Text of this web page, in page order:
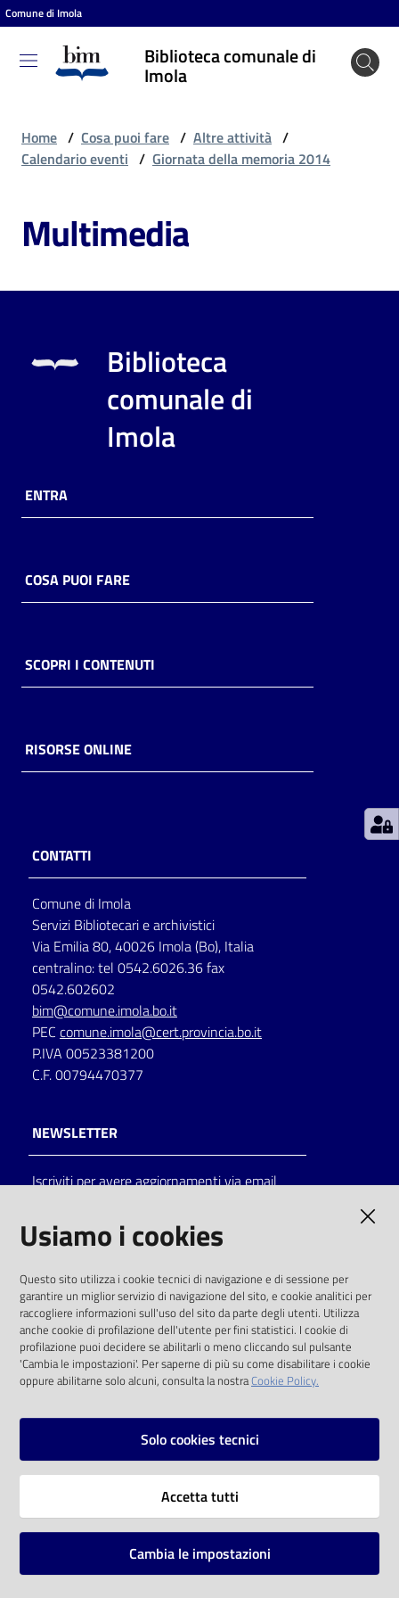
Vai al contenuto
Vai alla navigazione
Vai al footer
Comune di Imola
Biblioteca comunale di
Imola
Biblioteca
comunale
puoi
Risorse
online
Casa
Piani
storico
per
lettura
Seguici
su
Catalogo
on line
Eventi
Chiedi al
bibliotecario
Home / Cosa puoi fare / Altre attività /
Calendario eventi / Giornata della memoria 2014
Multimedia
Biblioteca
comunale di
Imola
ENTRA
COSA PUOI FARE
SCOPRI I CONTENUTI
RISORSE ONLINE
CONTATTI
Comune di Imola
Servizi Bibliotecari e archivistici
Via Emilia 80, 40026 Imola (Bo), Italia
centralino: tel 0542.6026.36 fax
0542.602602
bim@comune.imola.bo.it
PEC comune.imola@cert.provincia.bo.it
P.IVA 00523381200
C.F. 00794470377
NEWSLETTER
Iscriviti per avere aggiornamenti via email
solo alle condizioni previste dalla direttiva
comunitaria 2003/98/CE e dal d.lgs. 36/2006
SOCIAL
Instagram
Vai alla pagina
Mappa del sito
Usiamo i cookies
Questo sito utilizza i cookie tecnici di navigazione e di sessione per
garantire un miglior servizio di navigazione del sito, e cookie analitici per
raccogliere informazioni sull'uso del sito da parte degli utenti. Utilizza
anche cookie di profilazione dell'utente per fini statistici. I cookie di
profilazione puoi decidere se abilitarli o meno cliccando sul pulsante
'Cambia le impostazioni'. Per saperne di più su come disabilitare i cookie
oppure abilitarne solo alcuni, consulta la nostraCookie Policy.
Solo cookies tecnici
Accetta tutti
Cambia le impostazioni